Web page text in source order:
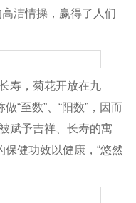
洁情操，赢得了人们
寿，菊花开放在九
“至数”、“阳数”，因而
赋予吉祥、长寿的寓
保健功效以健康，“悠然